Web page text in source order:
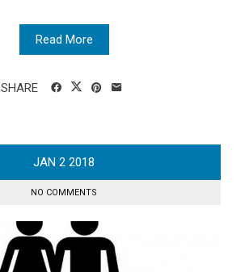
Read More
SHARE
JAN 2 2018
NO COMMENTS